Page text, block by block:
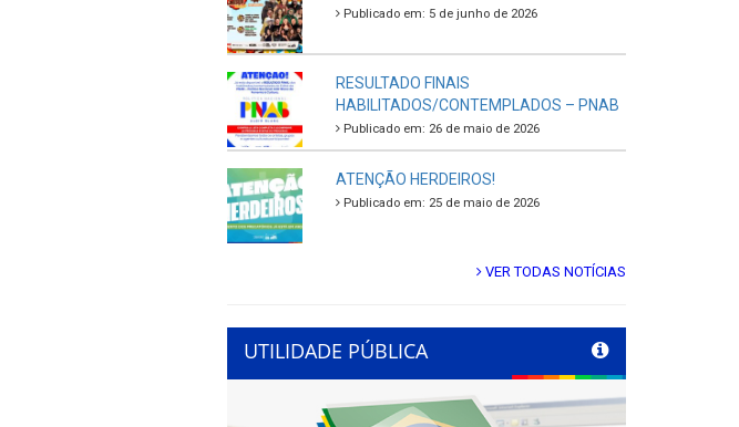
Publicado em: 5 de junho de 2026
RESULTADO FINAIS
HABILITADOS/CONTEMPLADOS – PNAB
Publicado em: 26 de maio de 2026
ATENÇÃO HERDEIROS!
Publicado em: 25 de maio de 2026
VER TODAS NOTÍCIAS
UTILIDADE PÚBLICA